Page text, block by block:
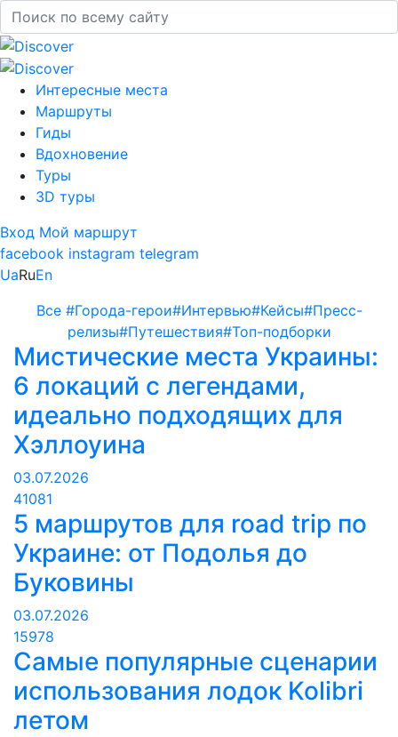
Интересные места
Маршруты
Гиды
Вдохновение
Туры
3D туры
Вход Мой маршрут
facebook instagram telegram
UaRuEn
Все #Города-герои#Интервью#Кейсы#Пресс-
релизы#Путешествия#Топ-подборки
Мистические места Украины:
6 локаций с легендами,
идеально подходящих для
Хэллоуина
03.07.2026
41081
5 маршрутов для road trip по
Украине: от Подолья до
Буковины
03.07.2026
15978
Самые популярные сценарии
использования лодок Kolibri
летом